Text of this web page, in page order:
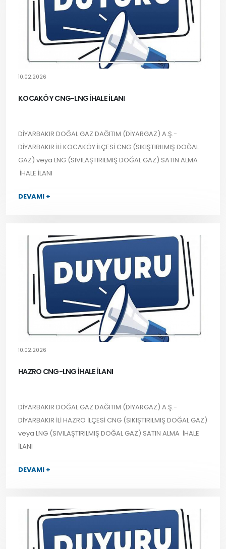
10.02.2026
KOCAKÖY CNG-LNG İHALE İLANI
DİYARBAKIR DOĞAL GAZ DAĞITIM (DİYARGAZ) A.Ş.-
DİYARBAKIR İLİ KOCAKÖY İLÇESİ CNG (SIKIŞTIRILMIŞ DOĞAL
GAZ) veya LNG (SIVILAŞTIRILMIŞ DOĞAL GAZ) SATIN ALMA
İHALE İLANI
DEVAMI +
10.02.2026
HAZRO CNG-LNG İHALE İLANI
DİYARBAKIR DOĞAL GAZ DAĞITIM (DİYARGAZ) A.Ş.-
DİYARBAKIR İLİ HAZRO İLÇESİ CNG (SIKIŞTIRILMIŞ DOĞAL GAZ)
veya LNG (SIVILAŞTIRILMIŞ DOĞAL GAZ) SATIN ALMA İHALE
İLANI
DEVAMI +